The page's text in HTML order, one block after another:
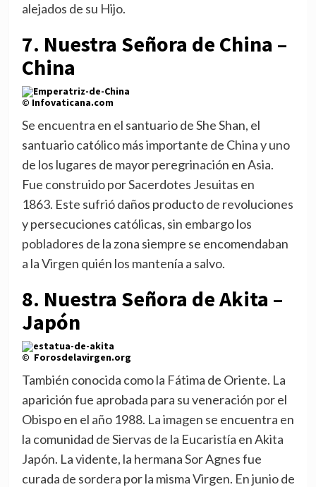
alejados de su Hijo.
7. Nuestra Señora de China –
China
© Infovaticana.com
Se encuentra en el santuario de She Shan, el
santuario católico más importante de China y uno
de los lugares de mayor peregrinación en Asia.
Fue construido por Sacerdotes Jesuitas en
1863. Este sufrió daños producto de revoluciones
y persecuciones católicas, sin embargo los
pobladores de la zona siempre se encomendaban
a la Virgen quién los mantenía a salvo.
8. Nuestra Señora de Akita –
Japón
© Forosdelavirgen.org
También conocida como la Fátima de Oriente. La
aparición fue aprobada para su veneración por el
Obispo en el año 1988. La imagen se encuentra en
la comunidad de Siervas de la Eucaristía en Akita
Japón. La vidente, la hermana Sor Agnes fue
curada de sordera por la misma Virgen. En junio de